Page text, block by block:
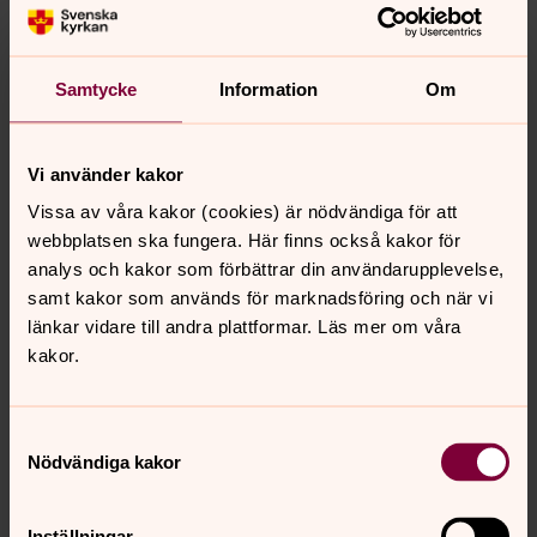
Samtycke Information Om
Vi använder kakor
Vissa av våra kakor (cookies) är nödvändiga för att
webbplatsen ska fungera. Här finns också kakor för
analys och kakor som förbättrar din användarupplevelse,
samt kakor som används för marknadsföring och när vi
länkar vidare till andra plattformar. Läs mer om våra
kakor.
Nödvändiga kakor
kyrka
Jukkasjärvi kyrka
Präst Lena Tjärnberg
Välkommen på konfirmation med mässa i
Jukkasjärvi kyrka. Medverkar gör komminister Lena
Tjärnberg , kantor Gustav Brudal m fl
Visa fler händelser
Mån–fred kl 08:00–12:00, 0980-678 01.